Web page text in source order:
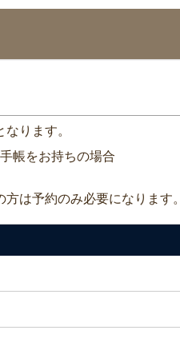
ります。
帳をお持ちの場合
は予約のみ必要になります。